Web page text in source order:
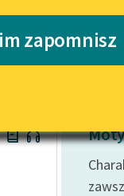
i
Katalog
Katalog w
zapomnisz